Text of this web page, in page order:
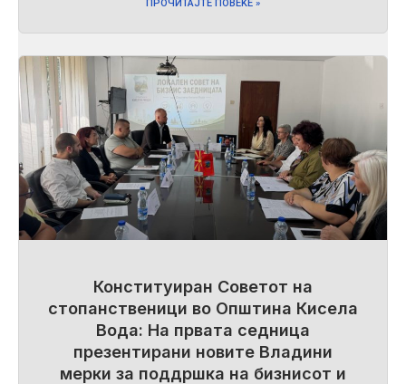
ПРОЧИТАЈТЕ ПОВЕЌЕ »
Конституиран Советот на
стопанственици во Општина Кисела
Вода: На првата седница
презентирани новите Владини
мерки за поддршка на бизнисот и